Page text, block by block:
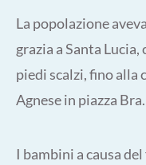
La popolazione
grazia a Santa
piedi scalzi, fino alla
Agnese in piazza Bra.
I bambini a causa